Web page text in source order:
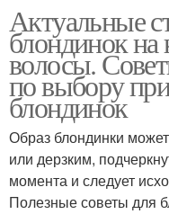
Актуальные
блондинок на
волосы.
по выбору
блондинок
Образ блондинки
или дерзким,
момента и следует
Полезные советы для